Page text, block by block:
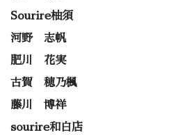
Sourire柚須
河野 志帆
肥川 花実
古賀 穂乃楓
藤川 博祥
sourire和白店